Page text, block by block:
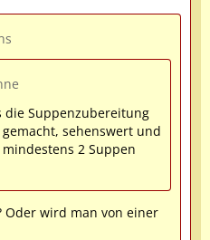
die Suppenzubereitung
gemacht, sehenswert und
2 Suppen
Oder wird man von einer